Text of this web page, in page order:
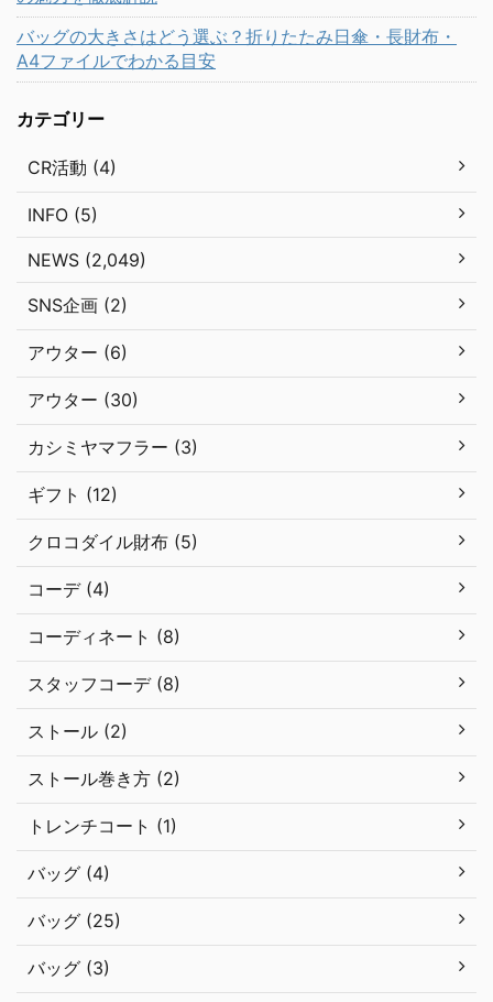
バッグの大きさはどう選ぶ？折りたたみ日傘・長財布・
A4ファイルでわかる目安
カテゴリー
CR活動 (4)
INFO (5)
NEWS (2,049)
SNS企画 (2)
アウター (6)
アウター (30)
カシミヤマフラー (3)
ギフト (12)
クロコダイル財布 (5)
コーデ (4)
コーディネート (8)
スタッフコーデ (8)
ストール (2)
ストール巻き方 (2)
トレンチコート (1)
バッグ (4)
バッグ (25)
バッグ (3)